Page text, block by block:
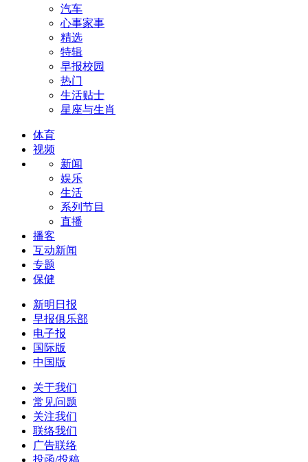
汽车
心事家事
精选
特辑
早报校园
热门
生活贴士
星座与生肖
体育
视频
新闻
娱乐
生活
系列节目
直播
播客
互动新闻
专题
保健
新明日报
早报俱乐部
电子报
国际版
中国版
关于我们
常见问题
关注我们
联络我们
广告联络
投函/投稿